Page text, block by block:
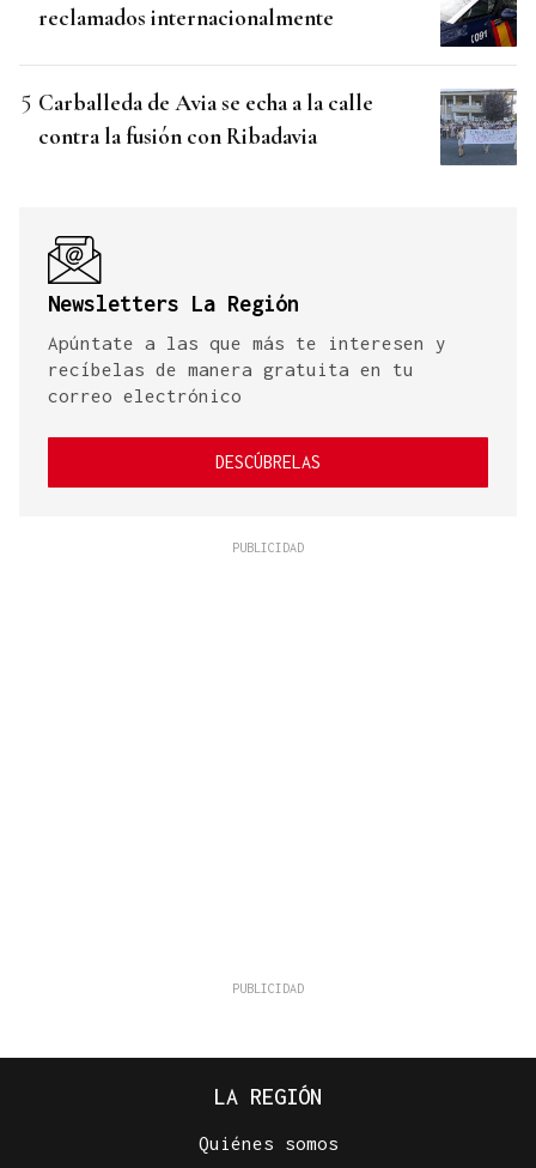
reclamados internacionalmente
Carballeda de Avia se echa a la calle
contra la fusión con Ribadavia
Newsletters La Región
Apúntate a las que más te interesen y
recíbelas de manera gratuita en tu
correo electrónico
DESCÚBRELAS
LA REGIÓN
Quiénes somos